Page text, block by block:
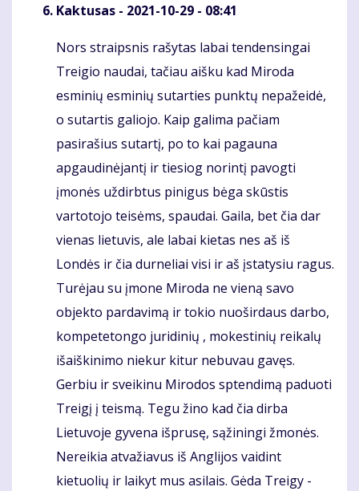
Kaktusas - 2021-10-29 - 08:41
Komentaras
Nors straipsnis rašytas labai tendensingai
Treigio naudai, tačiau aišku kad Miroda
esminių esminių sutarties punktų nepažeidė,
o sutartis galiojo. Kaip galima pačiam
pasirašius sutartį, po to kai pagauna
apgaudinėjantį ir tiesiog norintį pavogti
įmonės uždirbtus pinigus bėga skūstis
vartotojo teisėms, spaudai. Gaila, bet čia dar
vienas lietuvis, ale labai kietas nes aš iš
Londės ir čia durneliai visi ir aš įstatysiu ragus.
Turėjau su įmone Miroda ne vieną savo
objekto pardavimą ir tokio nuoširdaus darbo,
kompetetongo juridinių , mokestinių reikalų
išaiškinimo niekur kitur nebuvau gavęs.
Gerbiu ir sveikinu Mirodos sptendimą paduoti
Treigį į teismą. Tegu žino kad čia dirba
Lietuvoje gyvena išprusę, sąžiningi žmonės.
Nereikia atvažiavus iš Anglijos vaidint
kietuolių ir laikyt mus asilais. Gėda Treigy -